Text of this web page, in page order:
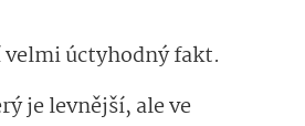
velmi úctyhodný fakt.
je levnější, ale ve